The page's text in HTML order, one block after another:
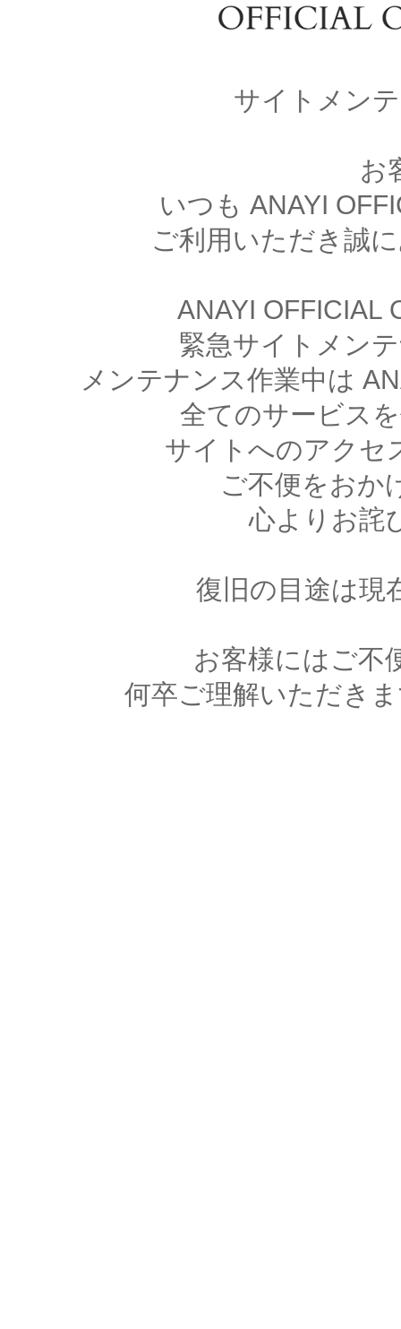
サイトメン
お
いつも ANAYI
ご利用いただき誠
ANAYI OFFICIAL
緊急サイトメン
メンテナンス作業中は
全てのサービス
サイトへのアクセ
ご不便をおか
心よりお詫
復旧の目途は現
お客様にはご不
何卒ご理解いただき